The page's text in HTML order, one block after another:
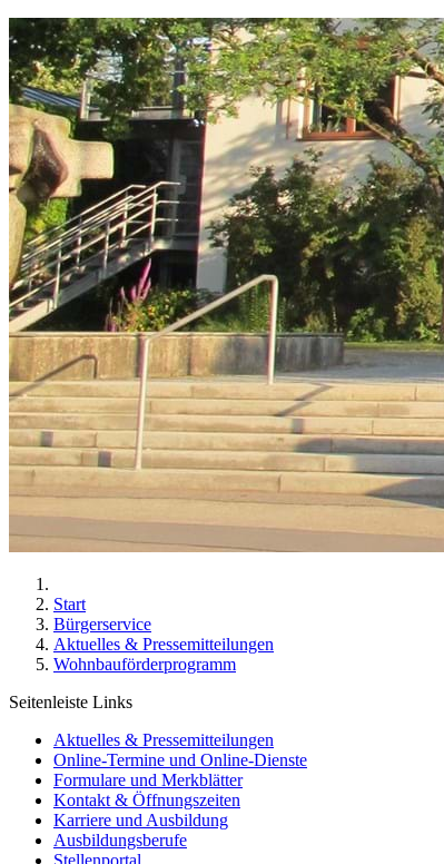
Start
Bürgerservice
Aktuelles & Pressemitteilungen
Wohnbauförderprogramm
Seitenleiste Links
Aktuelles & Pressemitteilungen
Online-Termine und Online-Dienste
Formulare und Merkblätter
Kontakt & Öffnungszeiten
Karriere und Ausbildung
Ausbildungsberufe
Stellenportal